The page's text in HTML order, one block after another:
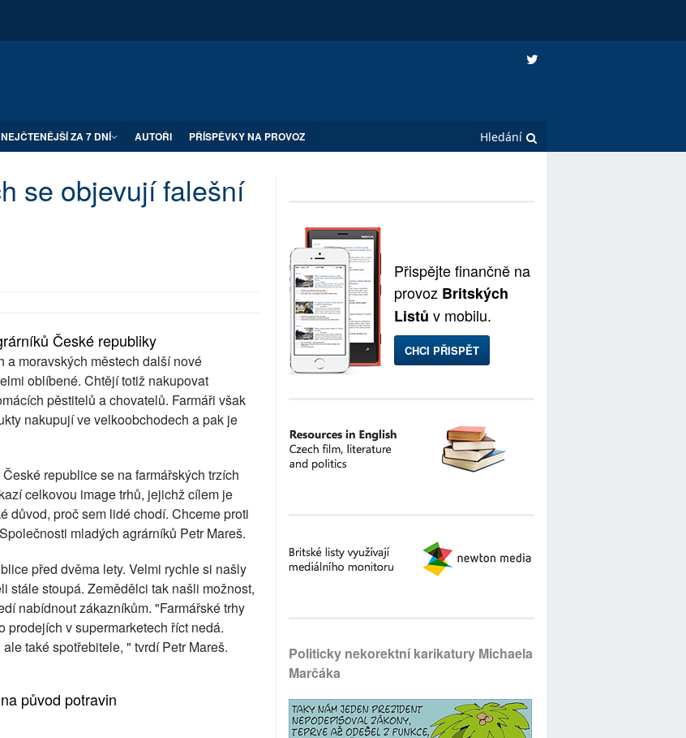
NEJČTENĚJŠÍ ZA 7 DNÍ AUTOŘI PŘÍSPĚVKY NA PROVOZ
se objevují falešní
České republiky
moravských městech další nové
oblíbené. Chtějí totiž nakupovat
pěstitelů a chovatelů. Farmáři však
nakupují ve velkoobchodech a pak je
republice se na farmářských trzích
celkovou image trhů, jejichž cílem je
důvod, proč sem lidé chodí. Chceme proti
mladých agrárníků Petr Mareš.
před dvěma lety. Velmi rychle si našly
stále stoupá. Zemědělci tak našli možnost,
nabídnout zákazníkům. "Farmářské trhy
prodejích v supermarketech říct nedá.
také spotřebitele, " tvrdí Petr Mareš.
původ potravin
Přispějte finančně na
provoz Britských
Listů v mobilu.
CHCI PŘISPĚT
Politicky nekorektní karikatury Michaela
Marčáka